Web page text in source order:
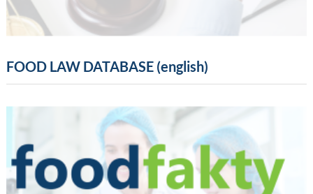
FOOD LAW DATABASE (english)